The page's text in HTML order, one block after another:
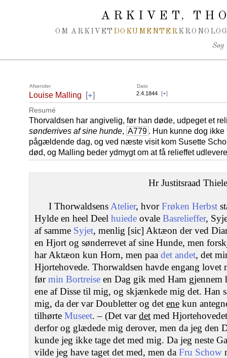
ARKIVET,
OM ARKIVET DOKUMENTER
Søg
Afsender Dato
Louise Malling [+] 2.4.1844 [+]
Resumé
Thorvaldsen har angivelig, før han døde, udpeget et
sønderrives af sine hunde, A779 . Hun kunne dog
pågældende dag, og ved næste visit kom Susette
død, og Malling beder ydmygt om at få relieffet
Hr Justitsraad
I Thorwaldsens Atelier, hvorFrøken Herbst
Hylde en heel Deel huiede ovale Basrelieffer,
af samme Syjet, menlig [sic] Aktæon der ved
en Hjort og sønderrevet af sine Hunde, men
har Aktæon kun Horn, men paa det andet, det
Hjortehovede. Thorwaldsen havde engang lovet
førmin Bortreise en Dag gik med Ham gjennem
ene af Disse til mig, og skjænkede mig det. Han
mig, da der var Doubletter og det ene kun
tilhørte Museet. – (Det vardet med
derfor og glædede mig derover, men da jeg den
kunde jeg ikke tage det med mig. Da jeg neste
vilde jeg have taget det med, men da Fru Schow